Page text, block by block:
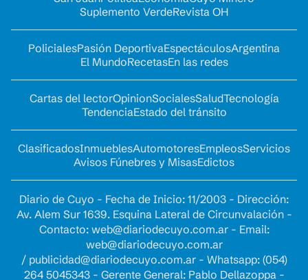
Suplemento VerdeRevista OH
PolicialesPasión DeportivaEspectáculosArgentina
El MundoRecetasEn las redes
Cartas del lectorOpinionSocialesSaludTecnología
TendenciaEstado del tránsito
ClasificadosInmueblesAutomotoresEmpleosServicios
Avisos Fúnebres y MisasEdictos
Diario de Cuyo - Fecha de Inicio: 11/2003 - Dirección:
Av. Alem Sur 1639. Esquina Lateral de Circunvalación -
Contacto: web@diariodecuyo.com.ar- Email:
web@diariodecuyo.com.ar
/ publicidad@diariodecuyo.com.ar- Whatsapp: (054)
264 5045343 - Gerente General: Pablo Dellazoppa -